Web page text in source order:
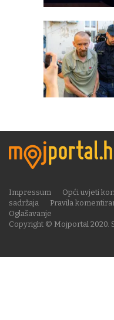
Copyright © Mojportal 2020.
Impressum Opći uvjeti
sadržaja
Pravila
Oglašavanje